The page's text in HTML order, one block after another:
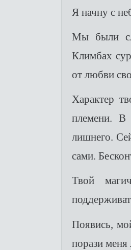
Я начну с
Мы были
Климбах
от любви
Характер
племени. В
лишнего.
сами.
Твой
Появись,
порази